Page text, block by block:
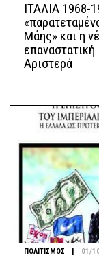
ΙΤΑΛΙΑ 1968-
Μάης» και η
επαναστατική
Αριστερά
ΠΟΛΙΤΙΣΜΟΣ | 01/